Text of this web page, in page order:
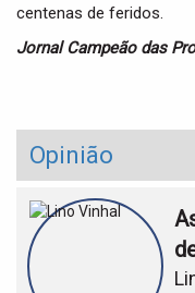
centenas de feridos.
Jornal Campeão das
Opinião